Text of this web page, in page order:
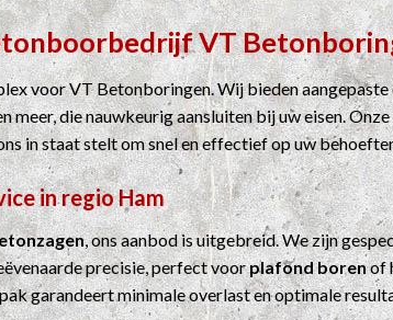
VT
voor VT Betonboringen. Wij bieden
meer, die nauwkeurig aansluiten bij uw eisen.
in staat stelt om snel en effectief op uw
in regio Ham
, ons aanbod is uitgebreid. We zijn
precisie, perfect voorplafond borenof
garandeert minimale overlast en optimale